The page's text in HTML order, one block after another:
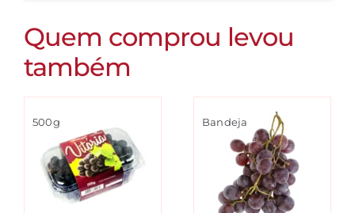
Quem comprou levou
também
500g Bandeja